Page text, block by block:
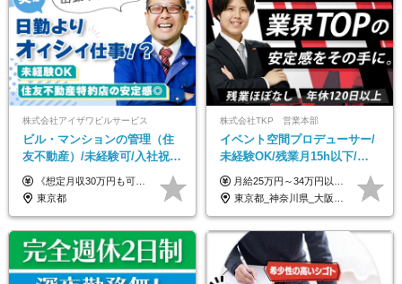
株式会社アイザワビルサービス
ビル・マンションの管理（住
友不動産）/未経験可/入社祝い
金10万円/月収30万円可/40～
50代活躍/S102
《想定月収30万円も可能！/想定年収380万円》 ■月給24万5000円以上＋賞与年2回(2カ月/2025年実績)＋時間外手当＋資格手当＋役職手当＋交通費 ………… ≪昇給、賞与、および各種諸手当について≫ ◇入社お祝い金（10万円 ※3カ月精勤後支給） ◇昇給/年1回 ◇賞与/年2回(2カ月/2025年実績) ◇時間外手当 ◇資格手当 └・ビル設備管理技能士1級（1万円/月） ・ビル設備管理技能士2級（5000円/月） ・建築物環境衛生管理技術者（1万円/月） ・防火管理技能者（3000円/月） ・消防設備士乙4類（3000円/月） 他 ◇役職手当 └・班長/サブリーダー/リーダー（5000円～2万円/月） ◇物件手当（最大2万円 ※物件により異なる） ◇退職金あり ※経験・年齢・能力を考慮した上、当社規定により優遇いたします。 ※3カ月の試用期間あり。その間の給与や福利厚生に差異はありません。 《モデル年収》 ・入社1年/35歳：年収380万円 ・入社3年/38歳：年収400万円
東京都
株式会社TKP 営業本部
イベント空間プロデューサー/
未経験OK/残業月15h以下/豊
富な福利厚生/全国募集/平均有
給取得日数14.9日
月給25万円～34万円以上＋各種手当＋残業代＋賞与年2回（昨年度2～4ヶ月分） 初年度想定年収：350万円～ ＜クラス・経験別の月給目安＞ ■メンバークラス：月給25万円以上 ■店長やSVなどのマネジメント経験者：月給30万円～スタート可 ■リーダークラス：月給34万円以上 ※月給は配属エリア・経験・能力を考慮して決定します（前職の経験・収入をお聞かせください）。 ※上記にはみなし残業手当20～30時間分（メンバー：3万1134円以上、経験5年以上：5万2448円以上、リーダー：5万9441円以上）を含みます。 ※超過分は別途支給いたします。
東京都_神奈川県_大阪府_愛知県_北海道_宮城県_静岡県_京都府_広島県_福岡県